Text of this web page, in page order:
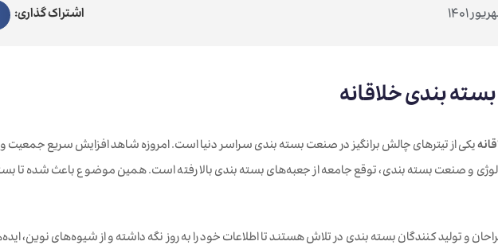
اشتراک گذاری:
بندی خلاقانه
یکی از تیترهای چالش برانگیز در صنعت بسته بندی سراسر دنیا است. امروزه شاهد افزایش سریع جمعیت
و صنعت بسته بندی، توقع جامعه از جعبه‌های بسته بندی بالا رفته است. همین موضوع باعث شده تا
و تولید کنندگان بسته بندی در تلاش هستند تا اطلاعات خود را به روز نگه داشته و از شیوه‌های نوین،